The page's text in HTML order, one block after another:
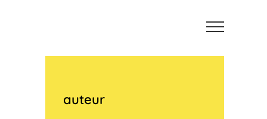
auteur